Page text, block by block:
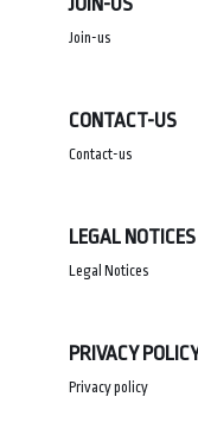
Join-us
CONTACT-US
Contact-us
LEGAL NOTICES
Legal Notices
PRIVACY
Privacy policy